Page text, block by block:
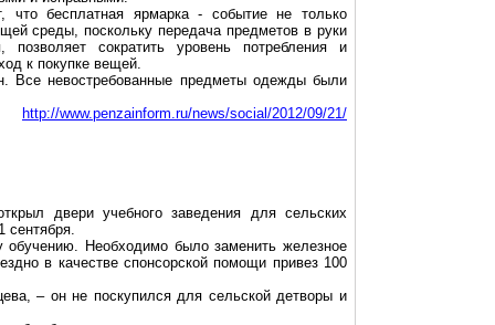
что бесплатная ярмарка - событие не только
среды, поскольку передача предметов в руки
сократить уровень потребления и
к покупке вещей.
Все невостребованные предметы одежды были
http://www.penzainform.ru/news/social/2012/09/21/
двери учебного заведения для сельских
сентября.
Необходимо было заменить железное
в качестве спонсорской помощи привез 100
, – он не поскупился для сельской детворы и